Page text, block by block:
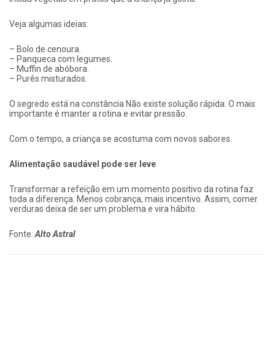
Veja algumas ideias:
– Bolo de cenoura.
– Panqueca com legumes.
– Muffin de abóbora.
– Purês misturados.
O segredo está na constância Não existe solução rápida. O mais
importante é manter a rotina e evitar pressão.
Com o tempo, a criança se acostuma com novos sabores.
Alimentação saudável pode ser leve
Transformar a refeição em um momento positivo da rotina faz
toda a diferença. Menos cobrança, mais incentivo. Assim, comer
verduras deixa de ser um problema e vira hábito.
Fonte:Alto Astral